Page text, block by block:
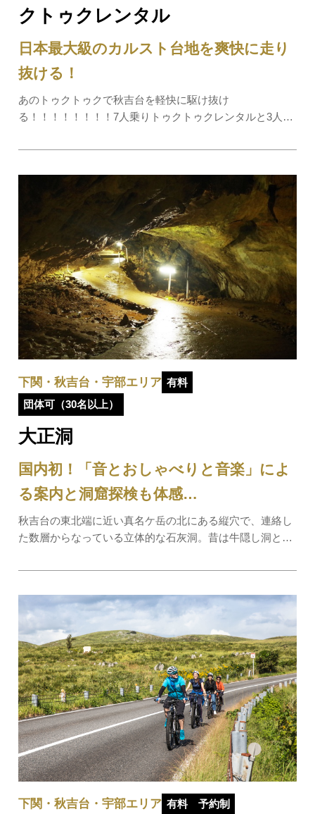
クトゥクレンタル
日本最大級のカルスト台地を爽快に走り
抜ける！
あのトゥクトゥクで秋吉台を軽快に駆け抜け
る！！！！！！！！7人乗りトゥクトゥクレンタルと3人乗
ター にてはじめました！（※トゥクトゥクとは東南アジ
大正洞
国内初！「音とおしゃべりと音楽」によ
る案内と洞窟探検も体感…
秋吉台の東北端に近い真名ケ岳の北にある縦穴で、連絡し
た数層からなっている立体的な石灰洞。昔は牛隠し洞と呼
てここに隠したため、この名がついていたといわれていま
下関・秋吉台・宇部エリア 有料
団体可（30名以上）
下関・秋吉台・宇部エリア 有料 予約制